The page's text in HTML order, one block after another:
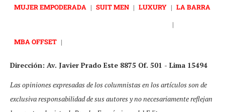
MUJER EMPODERADA | SUIT MEN | LUXURY | LA BARRA
|
MBA OFFSET |
Dirección: Av. Javier Prado Este 8875 Of. 501 - Lima 15494
Las opiniones expresadas de los columnistas en los artículos son de
exclusiva responsabilidad de sus autores y no necesariamente reflejan